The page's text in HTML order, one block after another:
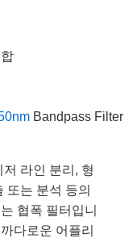
Bandpass Filter
라인 분리, 형
또는 분석 등의
협폭 필터입니
다로운 어플리